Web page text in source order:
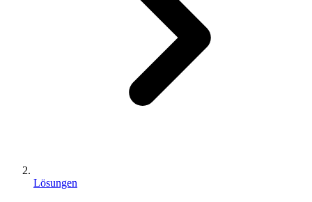
Lösungen